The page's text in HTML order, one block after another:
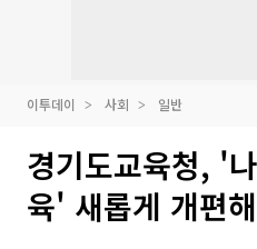
이투데이 사회 일반
경기도교육청, '
육' 새롭게 개편